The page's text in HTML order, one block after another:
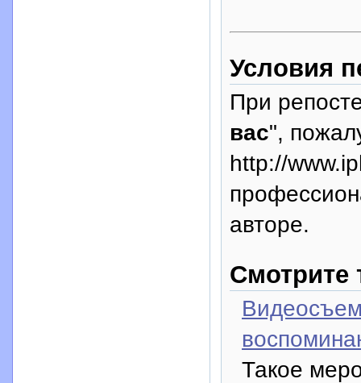
Условия
При
вас",
http://
авторе.
Смотрите
Такое